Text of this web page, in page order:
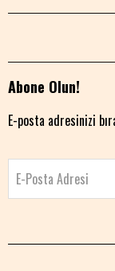
Abone Olun!
E-posta adresinizi
E-Posta Adresi